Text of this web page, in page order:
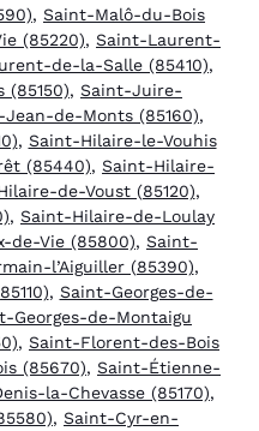
, Saint-Malô-du-Bois
(85220), Saint-Laurent-
de-la-Salle (85410),
(85150), Saint-Juire-
de-Monts (85160),
, Saint-Hilaire-le-Vouhis
(85440), Saint-Hilaire-
de-Voust (85120),
, Saint-Hilaire-de-Loulay
de-Vie (85800), Saint-
l’Aiguiller (85390),
, Saint-Georges-de-
Georges-de-Montaigu
, Saint-Florent-des-Bois
(85670), Saint-Étienne-
la-Chevasse (85170),
, Saint-Cyr-en-